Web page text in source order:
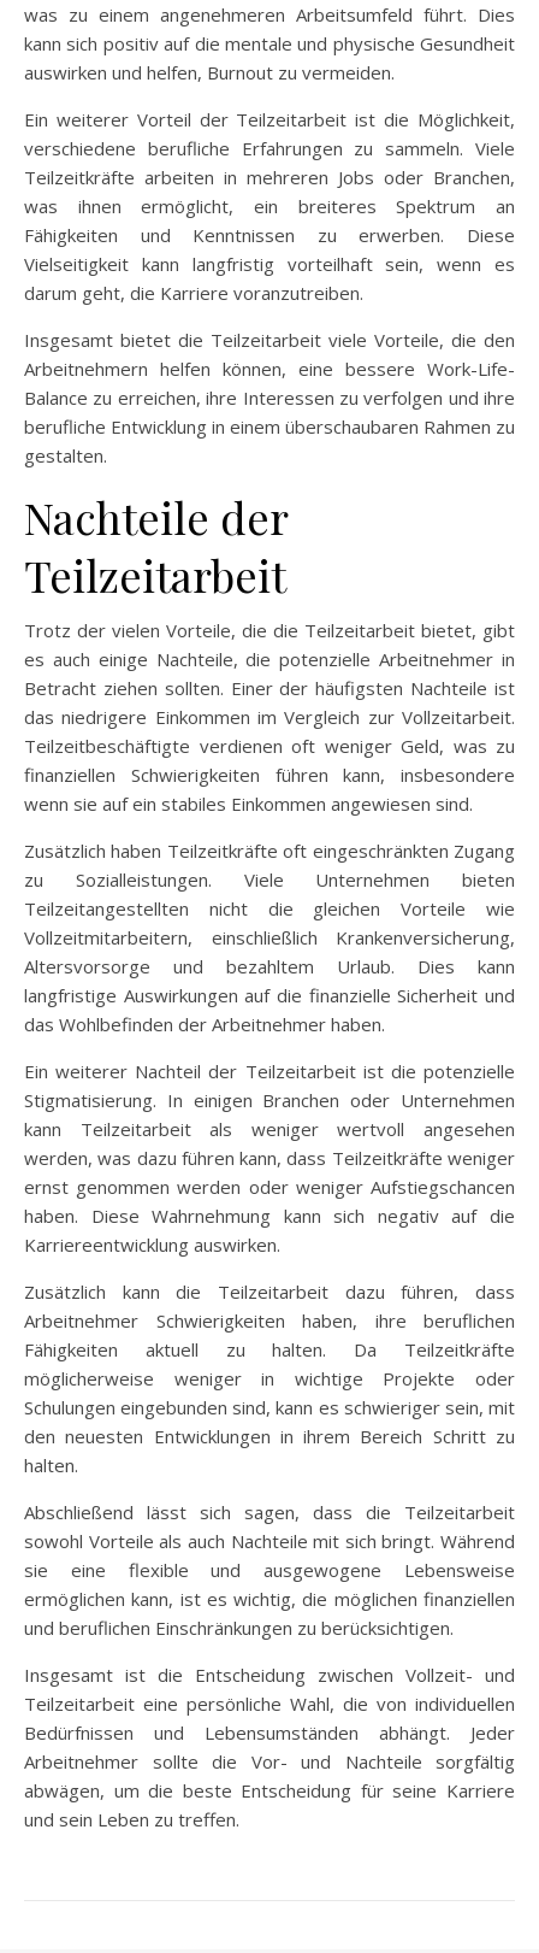
was zu einem angenehmeren Arbeitsumfeld führt. Dies
kann sich positiv auf die mentale und physische Gesundheit
auswirken und helfen, Burnout zu vermeiden.
Ein weiterer Vorteil der Teilzeitarbeit ist die Möglichkeit,
verschiedene berufliche Erfahrungen zu sammeln. Viele
Teilzeitkräfte arbeiten in mehreren Jobs oder Branchen,
was ihnen ermöglicht, ein breiteres Spektrum an
Fähigkeiten und Kenntnissen zu erwerben. Diese
Vielseitigkeit kann langfristig vorteilhaft sein, wenn es
darum geht, die Karriere voranzutreiben.
Insgesamt bietet die Teilzeitarbeit viele Vorteile, die den
Arbeitnehmern helfen können, eine bessere Work-Life-
Balance zu erreichen, ihre Interessen zu verfolgen und ihre
berufliche Entwicklung in einem überschaubaren Rahmen zu
gestalten.
Nachteile der
Teilzeitarbeit
Trotz der vielen Vorteile, die die Teilzeitarbeit bietet, gibt
es auch einige Nachteile, die potenzielle Arbeitnehmer in
Betracht ziehen sollten. Einer der häufigsten Nachteile ist
das niedrigere Einkommen im Vergleich zur Vollzeitarbeit.
Teilzeitbeschäftigte verdienen oft weniger Geld, was zu
finanziellen Schwierigkeiten führen kann, insbesondere
wenn sie auf ein stabiles Einkommen angewiesen sind.
Zusätzlich haben Teilzeitkräfte oft eingeschränkten Zugang
zu Sozialleistungen. Viele Unternehmen bieten
Teilzeitangestellten nicht die gleichen Vorteile wie
Vollzeitmitarbeitern, einschließlich Krankenversicherung,
Altersvorsorge und bezahltem Urlaub. Dies kann
langfristige Auswirkungen auf die finanzielle Sicherheit und
das Wohlbefinden der Arbeitnehmer haben.
Ein weiterer Nachteil der Teilzeitarbeit ist die potenzielle
Stigmatisierung. In einigen Branchen oder Unternehmen
kann Teilzeitarbeit als weniger wertvoll angesehen
werden, was dazu führen kann, dass Teilzeitkräfte weniger
ernst genommen werden oder weniger Aufstiegschancen
haben. Diese Wahrnehmung kann sich negativ auf die
Karriereentwicklung auswirken.
Zusätzlich kann die Teilzeitarbeit dazu führen, dass
Arbeitnehmer Schwierigkeiten haben, ihre beruflichen
Fähigkeiten aktuell zu halten. Da Teilzeitkräfte
möglicherweise weniger in wichtige Projekte oder
Schulungen eingebunden sind, kann es schwieriger sein, mit
den neuesten Entwicklungen in ihrem Bereich Schritt zu
halten.
Abschließend lässt sich sagen, dass die Teilzeitarbeit
sowohl Vorteile als auch Nachteile mit sich bringt. Während
sie eine flexible und ausgewogene Lebensweise
ermöglichen kann, ist es wichtig, die möglichen finanziellen
und beruflichen Einschränkungen zu berücksichtigen.
Insgesamt ist die Entscheidung zwischen Vollzeit- und
Teilzeitarbeit eine persönliche Wahl, die von individuellen
Bedürfnissen und Lebensumständen abhängt. Jeder
Arbeitnehmer sollte die Vor- und Nachteile sorgfältig
abwägen, um die beste Entscheidung für seine Karriere
und sein Leben zu treffen.